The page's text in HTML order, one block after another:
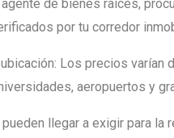
de bienes raíces,
por tu corredor
Los precios
aeropuertos y
llegar a exigir para